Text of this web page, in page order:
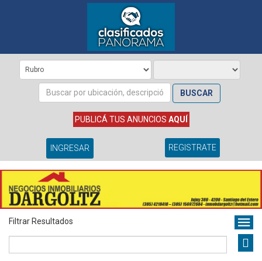
BUSCAR
PUBLICÁ TUS ANUNCIOS AQUÍ
INGRESAR REGISTRATE
Filtrar Resultados